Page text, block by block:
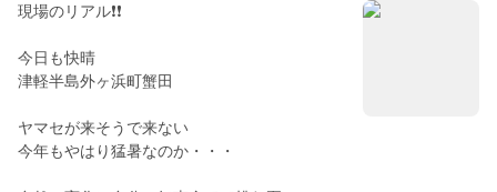
現場のリアル❗❗
今日も快晴
津軽半島外ヶ浜町蟹田
ヤマセが来そうで来ない
今年もやはり猛暑なのか・・・